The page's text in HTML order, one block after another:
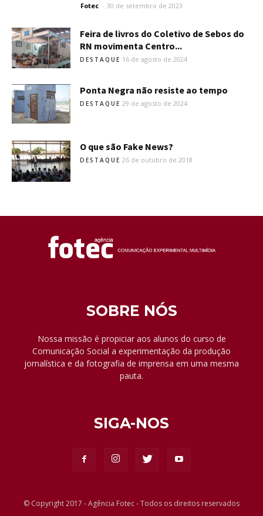
Fotec - 30 de setembro de 2023
Feira de livros do Coletivo de Sebos do
RN movimenta Centro...
DESTAQUE 16 de agosto de 2024
Ponta Negra não resiste ao tempo
DESTAQUE 29 de agosto de 2024
O que são Fake News?
DESTAQUE 26 de outubro de 2018
SOBRE NÓS
Nossa missão é propiciar aos alunos do curso de
Comunicação Social a experimentação da produção
jornalística e da fotografia de imprensa em uma mesma
pauta.
SIGA-NOS
© Copyright 2017 - Agência Fotec - Todos os direitos reservados